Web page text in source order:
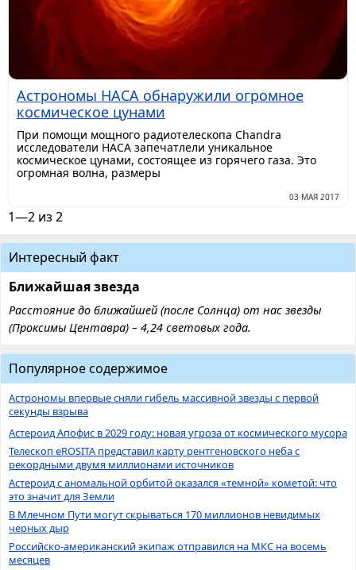
Астрономы НАСА обнаружили огромное
космическое цунами
При помощи мощного радиотелескопа Chandra
исследователи НАСА запечатлели уникальное
космическое цунами, состоящее из горячего газа. Это
огромная волна, размеры
03 МАЯ 2017
1—2 из 2
Интересный факт
Ближайшая звезда
Расстояние до ближайшей (после Солнца) от нас звезды
(Проксимы Центавра) – 4,24 световых года.
Популярное содержимое
Астрономы впервые сняли гибель массивной звезды с первой
секунды взрыва
Астероид Апофис в 2029 году: новая угроза от космического мусора
Телескоп eROSITA представил карту рентгеновского неба с
рекордными двумя миллионами источников
Астероид с аномальной орбитой оказался «темной» кометой: что
это значит для Земли
В Млечном Пути могут скрываться 170 миллионов невидимых
черных дыр
Российско-американский экипаж отправился на МКС на восемь
месяцев